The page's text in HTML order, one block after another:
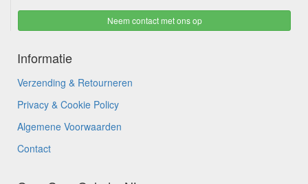
Neem contact met ons op
Informatie
Verzending & Retourneren
Privacy & Cookie Policy
Algemene Voorwaarden
Contact